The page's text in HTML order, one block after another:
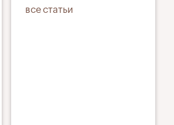
все статьи